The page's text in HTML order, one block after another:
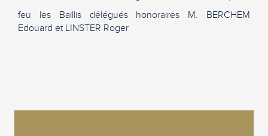
feu les Baillis délégués honoraires M. BERCHEM
Edouard et LINSTER Roger